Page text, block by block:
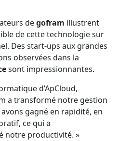
degofram illustrent
de cette technologie sur
Des start-ups aux grandes
observées dans la
sont impressionnantes.
d’ApCloud,
a transformé notre gestion
gagné en rapidité, en
ce qui a
notre productivité. »